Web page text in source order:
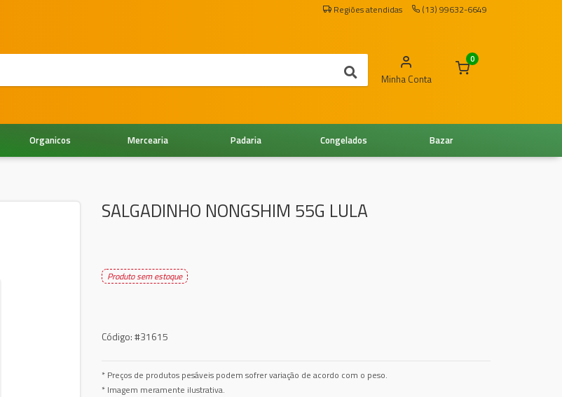
Regiões atendidas (13) 99632-6649
Minha Conta
0
Bazar
Congelados
Padaria
Mercearia
Organicos
SALGADINHO NONGSHIM 55G LULA
Produto sem estoque
Código:#31615
* Preços de produtos pesáveis podem sofrer variação de acordo com o peso.
* Imagem meramente ilustrativa.